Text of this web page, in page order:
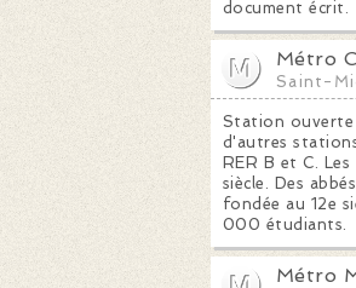
document écrit.
Métro
Saint-
Station ouverte
d'autres
RER B et C.
siècle. Des
fondée au 12e
000 étudiants.
Métro